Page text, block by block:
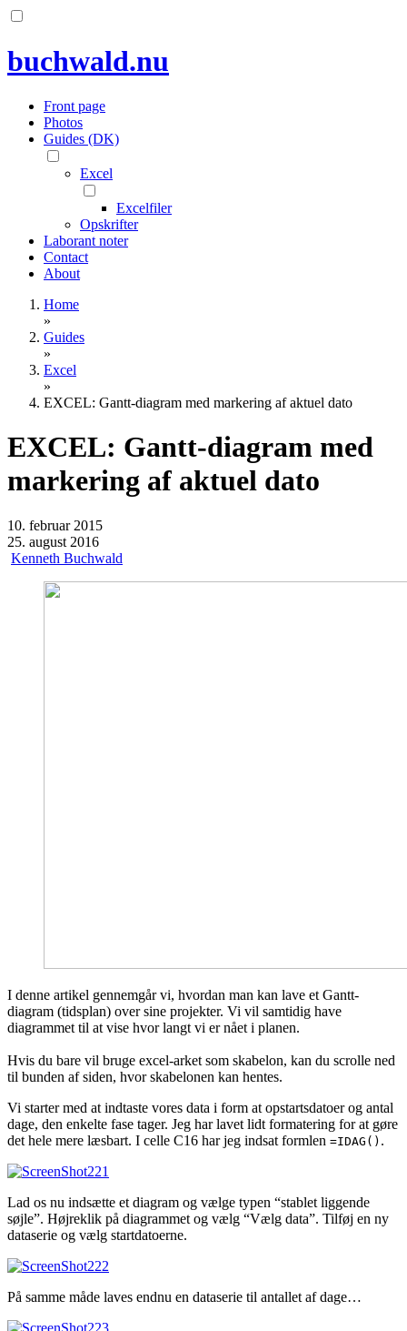
Skip
buchwald.nu
Front page
Photos
Guides (DK)
Excel
Excelfiler
Opskrifter
Laborant noter
Contact
About
Home
»
Guides
»
Excel
»
EXCEL: Gantt-diagram med markering af aktuel dato
EXCEL: Gantt-diagram med
markering af aktuel dato
10. februar 2015
25. august 2016
Kenneth Buchwald
I denne artikel gennemgår vi, hvordan man kan lave et Gantt-
diagram (tidsplan) over sine projekter. Vi vil samtidig have
diagrammet til at vise hvor langt vi er nået i planen.
Hvis du bare vil bruge excel-arket som skabelon, kan du scrolle ned
til bunden af siden, hvor skabelonen kan hentes.
Vi starter med at indtaste vores data i form at opstartsdatoer og antal
dage, den enkelte fase tager. Jeg har lavet lidt formatering for at gøre
det hele mere læsbart. I celle C16 har jeg indsat formlen =IDAG() .
Lad os nu indsætte et diagram og vælge typen “stablet liggende
søjle”. Højreklik på diagrammet og vælg “Vælg data”. Tilføj en ny
dataserie og vælg startdatoerne.
På samme måde laves endnu en dataserie til antallet af dage…